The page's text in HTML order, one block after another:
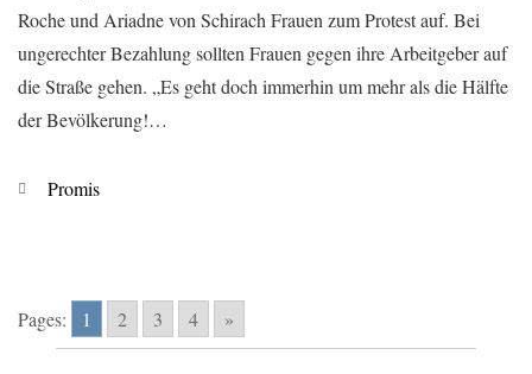
Roche und Ariadne von Schirach Frauen zum Protest auf. Bei
ungerechter Bezahlung sollten Frauen gegen ihre Arbeitgeber auf
die Straße gehen. „Es geht doch immerhin um mehr als die Hälfte
der Bevölkerung!…
Kategorien
Promis
Pages: 1 2 3 4 »